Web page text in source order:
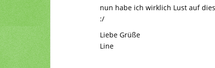
nun habe ich wirklich Lust auf
:/
Liebe Grüße
Line